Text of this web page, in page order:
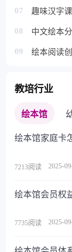
07 趣味汉字
08 中文绘本
09 绘本阅读
教培行业
绘本馆
绘本馆家庭卡
7213阅读 2025-
绘本馆会员权
7735阅读 2025-